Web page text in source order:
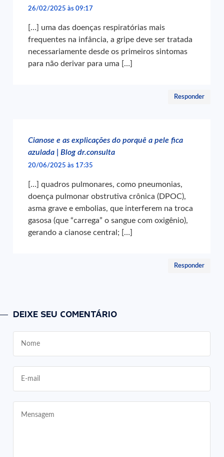
26/02/2025 às 09:17
[…] uma das doenças respiratórias mais
frequentes na infância, a gripe deve ser tratada
necessariamente desde os primeiros sintomas
para não derivar para uma […]
Responder
Cianose e as explicações do porquê a pele fica
azulada | Blog dr.consulta
20/06/2025 às 17:35
[…] quadros pulmonares, como pneumonias,
doença pulmonar obstrutiva crônica (DPOC),
asma grave e embolias, que interferem na troca
gasosa (que “carrega” o sangue com oxigênio),
gerando a cianose central; […]
Responder
DEIXE SEU COMENTÁRIO